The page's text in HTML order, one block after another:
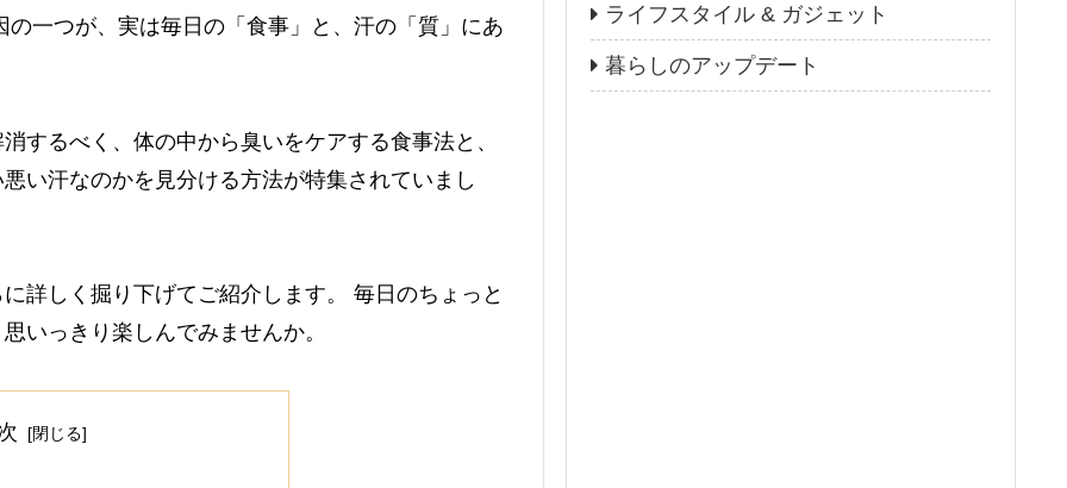
一つが、実は毎日の「食事」と、汗の「質」にあ
するべく、体の中から臭いをケアする食事法と、
い汗なのかを見分ける方法が特集されていまし
詳しく掘り下げてご紹介します。 毎日のちょっと
いっきり楽しんでみませんか。
ライフスタイル & ガジェット
暮らしのアップデート